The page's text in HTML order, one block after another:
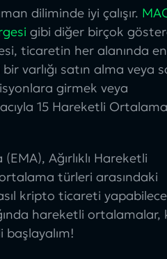
diliminde iyi çalışır.
gibi diğer birçok
, ticaretin her alanında en
varlığı satın alma veya
girmek veya
15 Hareketli
, Ağırlıklı Hareketli
türleri arasındaki
kripto ticareti
hareketli ortalamalar,
başlayalım!